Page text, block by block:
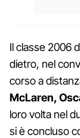
Il classe 2006
dietro, nel
corso a
McLaren,
loro volta nel
si è concluso